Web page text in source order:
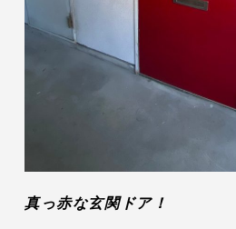
真っ赤な玄関ドア！